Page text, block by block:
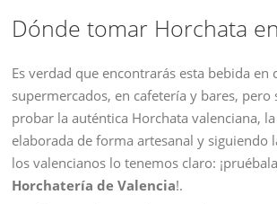
Dónde tomar Horchata
Es verdad que encontrarás esta bebida en
supermercados, en cafetería y bares, pero
probar la auténtica Horchata valenciana,
elaborada de forma artesanal y siguiendo
los valencianos lo tenemos claro:
Horchatería de Valencia!.